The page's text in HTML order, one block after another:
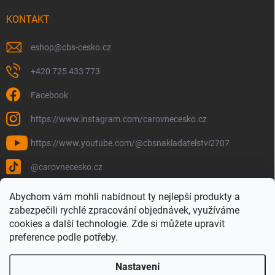
Abychom vám mohli nabídnout ty nejlepší produkty a
zabezpečili rychlé zpracování objednávek, využíváme
cookies a další technologie. Zde si můžete upravit
preference podle potřeby.
Nastavení
KONTAKT
eshop@cbs-cesko.cz
+420 725 433 773
Facebook
https://www.instagram.com/carovnecesko.cz
https://www.youtube.com/@cbsnakladatelstvi2707
@carovnecesko.cz